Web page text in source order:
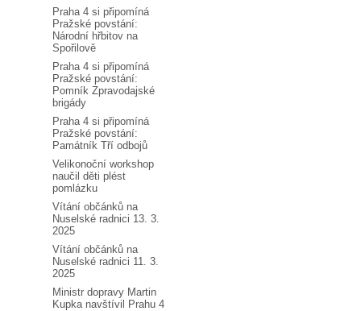
Praha 4 si připomíná
Pražské povstání:
Národní hřbitov na
Spořilově
Praha 4 si připomíná
Pražské povstání:
Pomník Zpravodajské
brigády
Praha 4 si připomíná
Pražské povstání:
Památník Tří odbojů
Velikonoční workshop
naučil děti plést
pomlázku
Vítání občánků na
Nuselské radnici 13. 3.
2025
Vítání občánků na
Nuselské radnici 11. 3.
2025
Ministr dopravy Martin
Kupka navštívil Prahu 4